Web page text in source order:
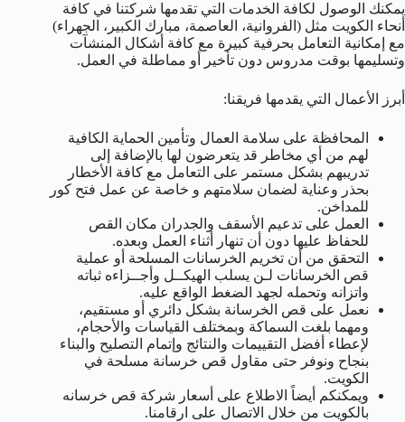
يمكنك الوصول لكافة الخدمات التي تقدمها شركتنا في كافة
أنحاء الكويت مثل (الفروانية، العاصمة، مبارك الكبير، الجهراء)
مع إمكانية التعامل بحرفية كبيرة مع كافة أشكال المنشآت
وتسليمها بوقت مدروس دون تأخير أو مماطلة في العمل.
أبرز الأعمال التي يقدمها فريقنا:
المحافظة على سلامة العمال وتأمين الحماية الكافية
لهم من أي مخاطر قد يتعرضون لها بالإضافة إلى
تدريبهم بشكل مستمر على التعامل مع كافة الأخطار
بحذر وعناية لضمان سلامتهم و خاصة عن عمل فتح كور
للمداخن.
العمل على تدعيم الأسقف والجدران مكان القص
للحفاظ عليها دون أن تنهار أثناء العمل وبعده.
التحقق من أن تخريم الخرسانات المسلحة أو عملية
قص الخرسانات لـن يسلب الهيكــل وأجــزاءه ثباته
واتزانه وتحمله لجهد الضغط الواقع عليه.
نعمل على قص الخرسانة بشكل دائري أو مستقيم،
ومهما بلغت السماكة وبمختلف القياسات والأحجام،
لإعطاء أفضل التقييمات والنتائج وإتمام التصليح والبناء
بنجاح ونوفر حتى مقاول قص خرسانة مسلحة في
الكويت.
ويمكنكم أيضاً الاطلاع على أسعار شركة قص خرسانه
بالكويت من خلال الاتصال على ارقامنا.